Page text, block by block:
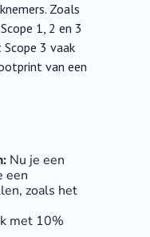
Zoals
1, 2 en 3
3 vaak
van een
Nu je een
een
zoals het
met 10%